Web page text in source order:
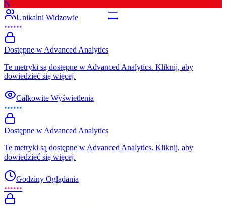
–
N
Unikalni Widzowie
••••••
Dostępne w Advanced Analytics
Te metryki są dostępne w Advanced Analytics. Kliknij, aby
dowiedzieć się więcej.
Całkowite Wyświetlenia
••••••
Dostępne w Advanced Analytics
Te metryki są dostępne w Advanced Analytics. Kliknij, aby
dowiedzieć się więcej.
Godziny Oglądania
••••••